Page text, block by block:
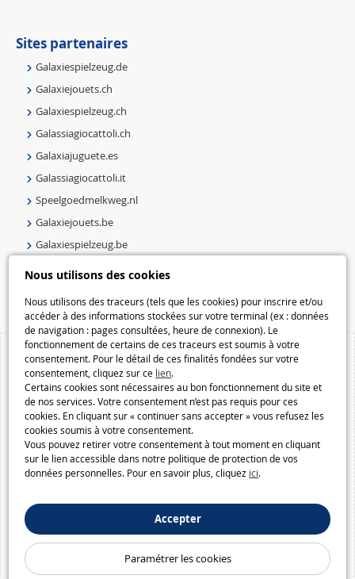
Nous utilisons des cookies
Nous utilisons des traceurs (tels que les cookies) pour inscrire et/ou
accéder à des informations stockées sur votre terminal (ex : données
de navigation : pages consultées, heure de connexion). Le
fonctionnement de certains de ces traceurs est soumis à votre
consentement. Pour le détail de ces finalités fondées sur votre
consentement, cliquez sur ce lien.
Certains cookies sont nécessaires au bon fonctionnement du site et
de nos services. Votre consentement n’est pas requis pour ces
cookies. En cliquant sur « continuer sans accepter » vous refusez les
cookies soumis à votre consentement.
Vous pouvez retirer votre consentement à tout moment en cliquant
sur le lien accessible dans notre politique de protection de vos
données personnelles. Pour en savoir plus, cliquez ici.
Accepter
Paramétrer les cookies
Sites partenaires
Galaxiespielzeug.de
Galaxiejouets.ch
Galaxiespielzeug.ch
Galassiagiocattoli.ch
Galaxiajuguete.es
Galassiagiocattoli.it
Speelgoedmelkweg.nl
Galaxiejouets.be
Galaxiespielzeug.be